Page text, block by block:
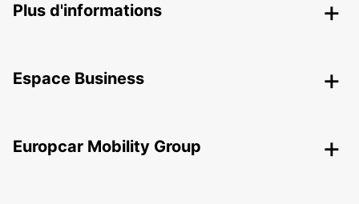
Plus d'informations
Espace Business
Europcar Mobility Group